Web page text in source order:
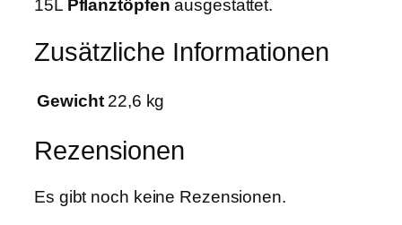
15L Pflanztöpfen ausgestattet.
Zusätzliche Informationen
Gewicht 22,6 kg
Rezensionen
Es gibt noch keine Rezensionen.